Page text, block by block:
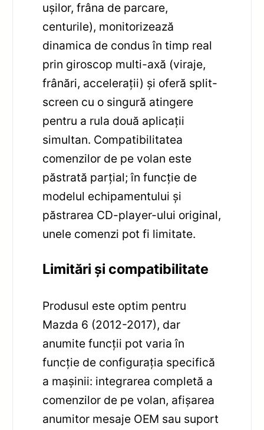
ușilor, frâna de parcare,
centurile), monitorizează
dinamica de condus în timp real
prin giroscop multi-axă (viraje,
frânări, accelerații) și oferă split-
screen cu o singură atingere
pentru a rula două aplicații
simultan. Compatibilitatea
comenzilor de pe volan este
păstrată parțial; în funcție de
modelul echipamentului și
păstrarea CD-player-ului original,
unele comenzi pot fi limitate.
Limitări și compatibilitate
Produsul este optim pentru
Mazda 6 (2012-2017), dar
anumite funcții pot varia în
funcție de configurația specifică
a mașinii: integrarea completă a
comenzilor de pe volan, afișarea
anumitor mesaje OEM sau suport